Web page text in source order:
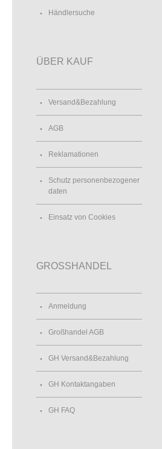
Händlersuche
ÜBER KAUF
Versand&Bezahlung
AGB
Reklamationen
Schutz personenbezogener
daten
Einsatz von Cookies
GROSSHANDEL
Anmeldung
Großhandel AGB
GH Versand&Bezahlung
GH Kontaktangaben
GH FAQ